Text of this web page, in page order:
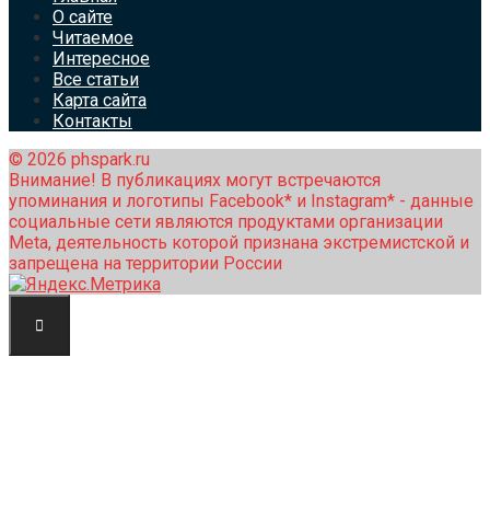
О сайте
Читаемое
Интересное
Все статьи
Карта сайта
Контакты
© 2026 phspark.ru
Внимание! В публикациях могут встречаются
упоминания и логотипы Facebook* и Instagram* - данные
социальные сети являются продуктами организации
Meta, деятельность которой признана экстремистской и
запрещена на территории России